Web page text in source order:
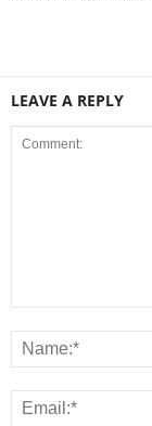
LEAVE A REPLY